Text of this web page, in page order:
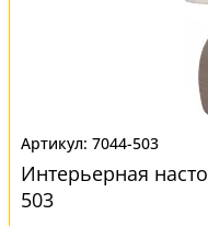
7044-503
Интерьерная
503